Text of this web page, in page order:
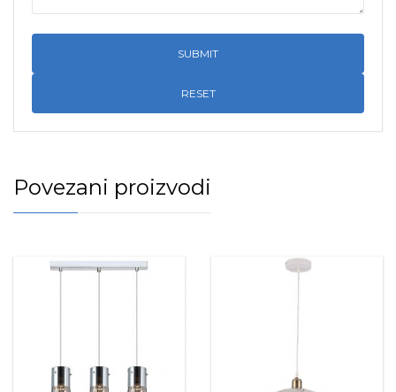
RESET
Povezani proizvodi